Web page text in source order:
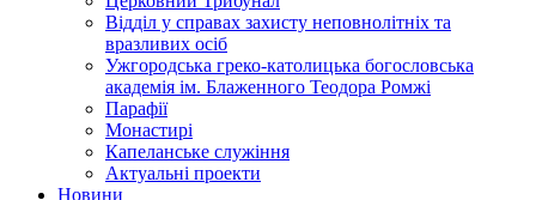
Відділ у справах захисту неповнолітніх та
вразливих осіб
Ужгородська греко-католицька богословська
академія ім. Блаженного Теодора Ромжі
Парафії
Монастирі
Капеланське служіння
Актуальні проекти
Новини